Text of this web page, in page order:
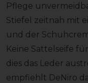
Pflege
Stiefel zeitnah mit
und der
Keine Sattelseife
dies das Leder
empfiehlt DeNiro